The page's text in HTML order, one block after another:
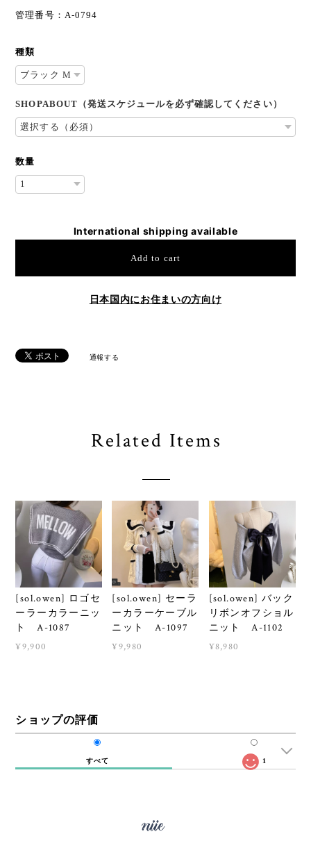
管理番号：A-0794
種類
SHOPABOUT（発送スケジュールを必ず確認してください）
数量
International shipping available
Add to cart
日本国内にお住まいの方向け
通報する
Related Items
[sol.owen] ロゴセ
ーラーカラーニッ
ト A-1087
¥9,900
[sol.owen] セーラ
ーカラーケーブル
ニット A-1097
¥9,980
[sol.owen] バック
リボンオフショル
ニット A-1102
¥8,980
ショップの評価
すべて 1